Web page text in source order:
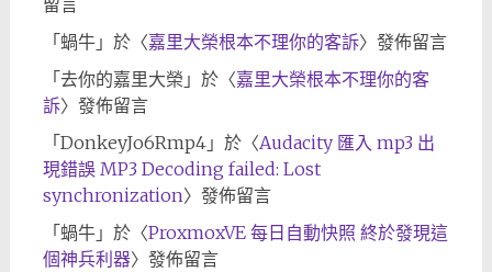
留言
「 蝸牛」於〈嘉里大榮根本不理你的客訴〉發佈留言
「 去你的嘉里大榮 」於〈嘉里大榮根本不理你的客
訴〉發佈留言
「 DonkeyJo6Rmp4」於〈Audacity 匯入 mp3 出
現錯誤 MP3 Decoding failed: Lost
synchronization〉發佈留言
「 蝸牛」於〈ProxmoxVE 每日自動快照 終於發現這
個神兵利器〉發佈留言